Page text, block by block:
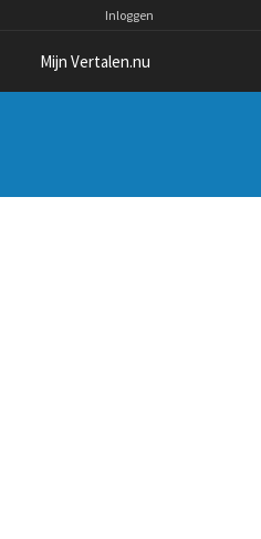
Inloggen
Mijn Vertalen.nu